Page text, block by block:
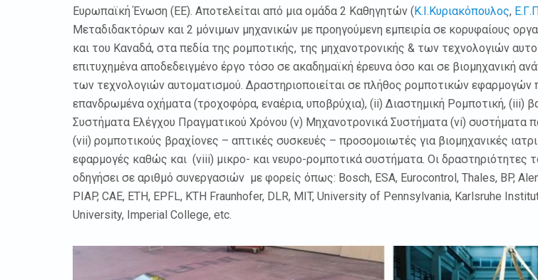
Ευρωπαϊκή Ένωση (ΕΕ). Αποτελείται από μια ομάδα 2 Καθηγητών (Κ.Ι.Κυριακόπουλος,
Μεταδιδακτόρων και 2 μόνιμων μηχανικών με προηγούμενη εμπειρία σε κορυφαίους
και του Καναδά, στα πεδία της ρομποτικής, της μηχανοτρονικής & των τεχνολογιών
επιτυχημένα αποδεδειγμένο έργο τόσο σε ακαδημαϊκή έρευνα όσο και σε βιομηχανική
των τεχνολογιών αυτοματισμού. Δραστηριοποιείται σε πλήθος ρομποτικών εφαρμογών
επανδρωμένα οχήματα (τροχοφόρα, εναέρια, υποβρύχια), (ii) Διαστημική Ρομποτική, (iii)
Συστήματα Ελέγχου Πραγματικού Χρόνου (v) Μηχανοτρονικά Συστήματα (vi) συστήματα
(vii) ρομποτικούς βραχίονες – απτικές συσκευές – προσομοιωτές για βιομηχανικές
εφαρμογές καθώς και (viii) μικρο- και νευρο-ρομποτικά συστήματα. Οι δραστηριότητες
οδηγήσει σε αριθμό συνεργασιών με φορείς όπως: Bosch, ESA, Eurocontrol, Thales, BP,
PIAP, CAE, ETH, EPFL, KTH Fraunhofer, DLR, MIT, University of Pennsylvania, Karlsruhe
University, Imperial College, etc.